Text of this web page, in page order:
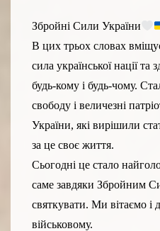
Збройні Сили України
В цих трьох словах
сила української нації та
будь-кому і будь-чому.
свободу і величезні
України, які вирішили
за це своє життя.
Сьогодні це стало
саме завдяки Збройним
святкувати. Ми вітаємо і
військовому.